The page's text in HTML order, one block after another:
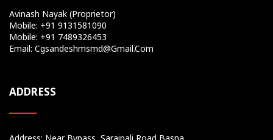
Avinash Nayak (Proprietor)
Mobile: +91 9131581090
Mobile: +91 7489326453
Email: Cgsandeshmsmd@gmail.com
ADDRESS